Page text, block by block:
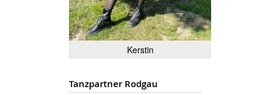
Kerstin
Tanzpartner Rodgau